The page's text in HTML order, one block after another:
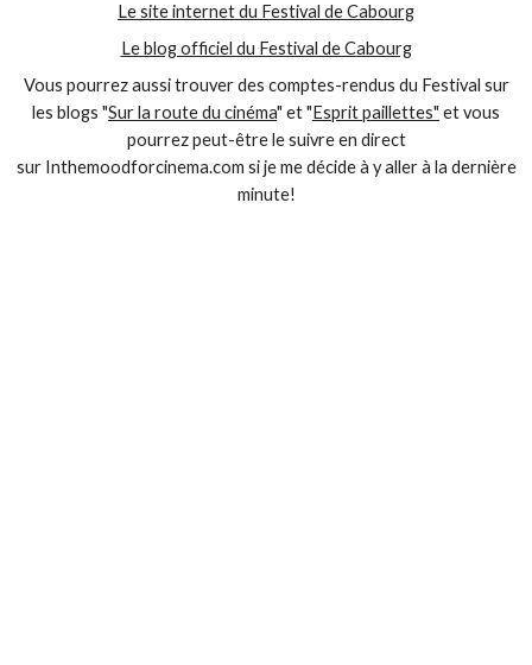
Le site internet du Festival de Cabourg
Le blog officiel du Festival de Cabourg
Vous pourrez aussi trouver des comptes-rendus du Festival sur
les blogs "Sur la route du cinéma" et "Esprit paillettes" et vous
pourrez peut-être le suivre en direct
sur Inthemoodforcinema.com si je me décide à y aller à la dernière
minute!